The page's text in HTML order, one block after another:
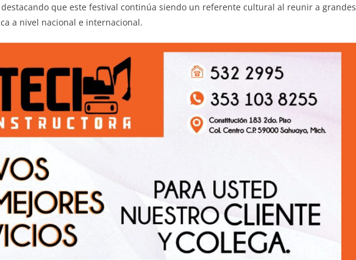
que este festival continúa siendo un referente cultural al reunir a grandes
a nivel nacional e internacional.